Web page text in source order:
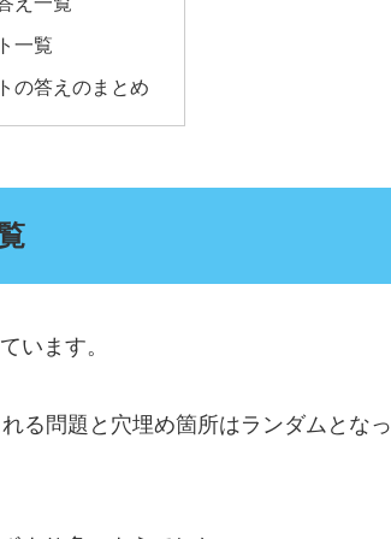
一覧
の答えのまとめ
います。
る問題と穴埋め箇所はランダムとなっ